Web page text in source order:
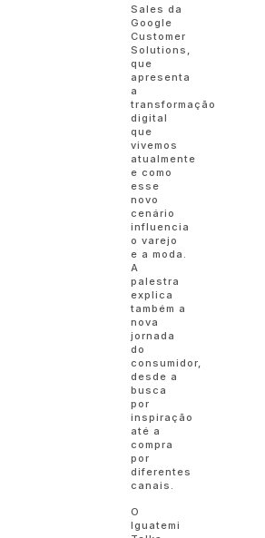
Sales da
Google
Customer
Solutions,
que
apresenta
a
transformação
digital
que
vivemos
atualmente
e como
esse
novo
cenário
influencia
o varejo
e a moda.
A
palestra
explica
também a
nova
jornada
do
consumidor,
desde a
busca
por
inspiração
até a
compra
por
diferentes
canais.
O
Iguatemi